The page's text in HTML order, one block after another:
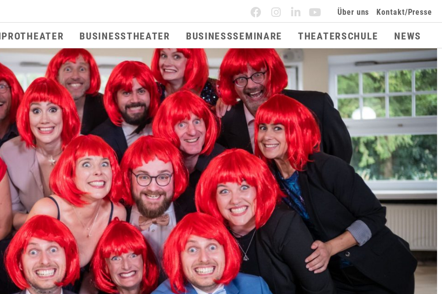
Über uns Kontakt/Presse
BUSINESSTHEATER BUSINESSSEMINARE THEATERSCHULE NEWS